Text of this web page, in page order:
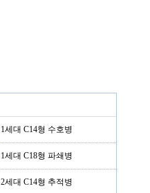
1세대 C14형 수호병
1세대 C18형 파쇄병
2세대 C14형 추적병